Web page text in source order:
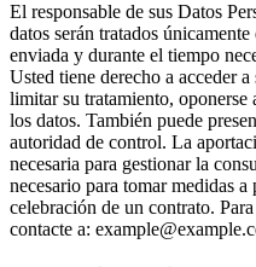
El responsable de sus Datos
datos serán tratados
enviada y durante el tiempo
Usted tiene derecho a acceder
limitar su tratamiento,
los datos. También puede
autoridad de control. La
necesaria para gestionar la
necesario para tomar medidas
celebración de un contrato.
contacte a: